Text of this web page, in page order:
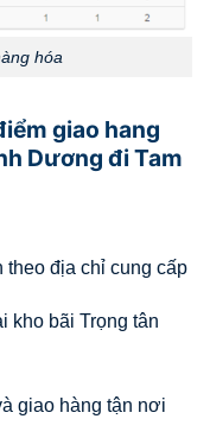
hóa
giao hang
Dương đi Tam
địa chỉ cung cấp
kho bãi Trọng tân
giao hàng tận nơi